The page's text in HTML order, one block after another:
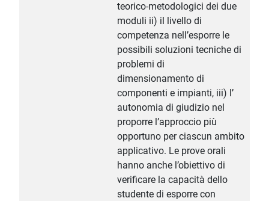
teorico-metodologici dei due
moduli ii) il livello di
competenza nell’esporre le
possibili soluzioni tecniche di
problemi di
dimensionamento di
componenti e impianti, iii) l’
autonomia di giudizio nel
proporre l’approccio più
opportuno per ciascun ambito
applicativo. Le prove orali
hanno anche l’obiettivo di
verificare la capacità dello
studente di esporre con